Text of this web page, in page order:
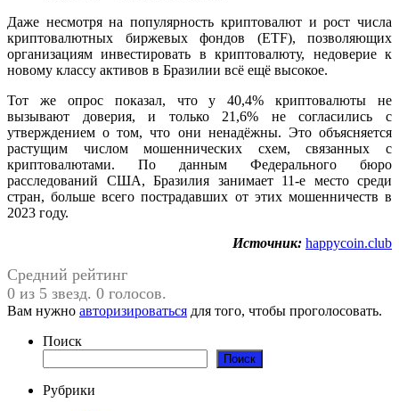
Даже несмотря на популярность криптовалют и рост числа
криптовалютных биржевых фондов (ETF), позволяющих
организациям инвестировать в криптовалюту, недоверие к
новому классу активов в Бразилии всё ещё высокое.
Тот же опрос показал, что у 40,4% криптовалюты не
вызывают доверия, и только 21,6% не согласились с
утверждением о том, что они ненадёжны. Это объясняется
растущим числом мошеннических схем, связанных с
криптовалютами. По данным Федерального бюро
расследований США, Бразилия занимает 11-е место среди
стран, больше всего пострадавших от этих мошенничеств в
2023 году.
Источник: happycoin.club
Средний рейтинг
0 из 5 звезд. 0 голосов.
Вам нужно авторизироваться для того, чтобы проголосовать.
Поиск
Поиск
Рубрики